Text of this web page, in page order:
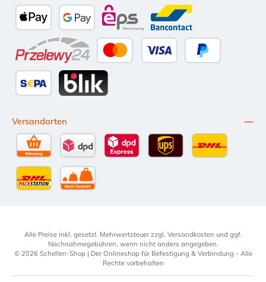
Kauf auf Rechnung (10 Tage
Apple Pay Google Pay eps Bancontact
Przelewy24
Amazon PayVorkasse per Überweisung
Versandarten
DPD Standardversand
Selbstabholung
Alle Preise inkl. gesetzl. Mehrwertsteuer zzgl. Versandkosten und ggf.
Nachnahmegebühren, wenn nicht anders angegeben.
© 2026 Schellen-Shop | Der Onlineshop für Befestigung & Verbindung - Alle
Rechte vorbehalten